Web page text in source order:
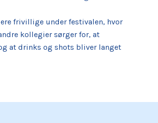
frivillige under festivalen, hvor
kollegier sørger for, at
at drinks og shots bliver langet